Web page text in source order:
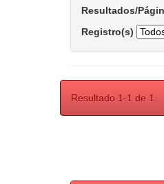
Resultados/
Registro(s)
Resultado 1-1 de 1.